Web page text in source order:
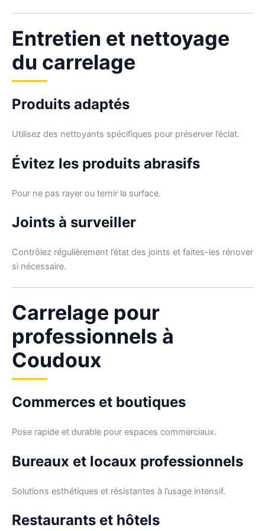
Entretien et nettoyage
du carrelage
Produits adaptés
Utilisez des nettoyants spécifiques pour préserver l’éclat.
Évitez les produits abrasifs
Pour ne pas rayer ou ternir la surface.
Joints à surveiller
Contrôlez régulièrement l’état des joints et faites-les rénover
si nécessaire.
Carrelage pour
professionnels à
Coudoux
Commerces et boutiques
Pose rapide et durable pour espaces commerciaux.
Bureaux et locaux professionnels
Solutions esthétiques et résistantes à l’usage intensif.
Restaurants et hôtels